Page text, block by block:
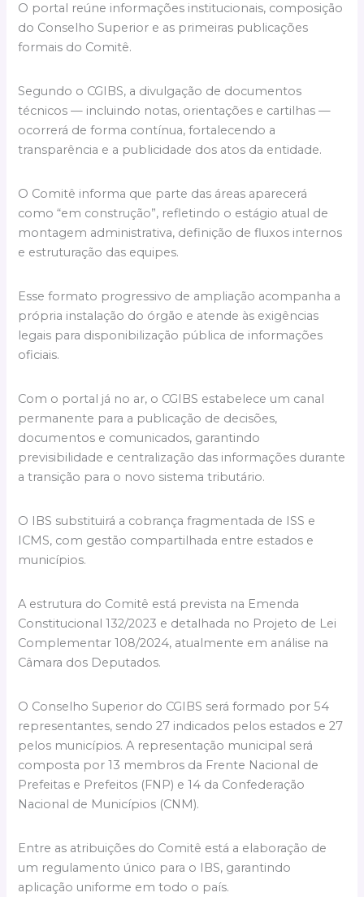
O portal reúne informações institucionais, composição
do Conselho Superior e as primeiras publicações
formais do Comitê.
Segundo o CGIBS, a divulgação de documentos
técnicos — incluindo notas, orientações e cartilhas —
ocorrerá de forma contínua, fortalecendo a
transparência e a publicidade dos atos da entidade.
O Comitê informa que parte das áreas aparecerá
como “em construção”, refletindo o estágio atual de
montagem administrativa, definição de fluxos internos
e estruturação das equipes.
Esse formato progressivo de ampliação acompanha a
própria instalação do órgão e atende às exigências
legais para disponibilização pública de informações
oficiais.
Com o portal já no ar, o CGIBS estabelece um canal
permanente para a publicação de decisões,
documentos e comunicados, garantindo
previsibilidade e centralização das informações durante
a transição para o novo sistema tributário.
O IBS substituirá a cobrança fragmentada de ISS e
ICMS, com gestão compartilhada entre estados e
municípios.
A estrutura do Comitê está prevista na Emenda
Constitucional 132/2023 e detalhada no Projeto de Lei
Complementar 108/2024, atualmente em análise na
Câmara dos Deputados.
O Conselho Superior do CGIBS será formado por 54
representantes, sendo 27 indicados pelos estados e 27
pelos municípios. A representação municipal será
composta por 13 membros da Frente Nacional de
Prefeitas e Prefeitos (FNP) e 14 da Confederação
Nacional de Municípios (CNM).
Entre as atribuições do Comitê está a elaboração de
um regulamento único para o IBS, garantindo
aplicação uniforme em todo o país.